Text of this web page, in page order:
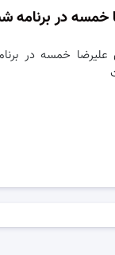
خمسه در
علیرضا خمسه در